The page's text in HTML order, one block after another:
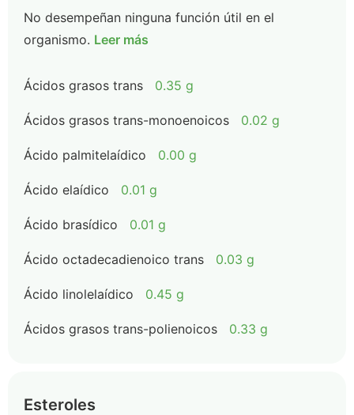
No desempeñan ninguna función útil en el
organismo. Leer más
Ácidos grasos trans 0.35 g
Ácidos grasos trans-monoenoicos 0.02 g
Ácido palmitelaídico 0.00 g
Ácido elaídico 0.01 g
Ácido brasídico 0.01 g
Ácido octadecadienoico trans 0.03 g
Ácido linolelaídico 0.45 g
Ácidos grasos trans-polienoicos 0.33 g
Esteroles